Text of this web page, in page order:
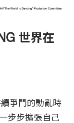
世界在
爭鬥的動亂時
步步擴張自己